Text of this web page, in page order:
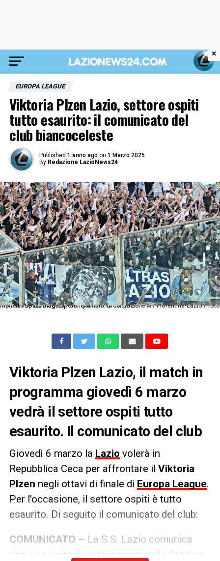
EUROPA LEAGUE
Viktoria Plzen Lazio, settore ospiti
tutto esaurito: il comunicato del
club biancoceleste
Published 1 anno ago on 1 Marzo 2025
By Redazione LazioNews24
Mp Firenze 22/09/2024 - campionato di calcio serie A / Fiorentina-Lazio / foto Matteo Papini/Image Sport nella foto: tifosi Lazio
Viktoria Plzen Lazio, il match in
programma giovedì 6 marzo
vedrà il settore ospiti tutto
esaurito. Il comunicato del club
Giovedì 6 marzo la Lazio volerà in
Repubblica Ceca per affrontare il Viktoria
Plzen negli ottavi di finale di Europa League.
Per l’occasione, il settore ospiti è tutto
esaurito. Di seguito il comunicato del club:
COMUNICATO – La S.S. Lazio comunica
che è esaurito il settore ospiti dello Stadion
×